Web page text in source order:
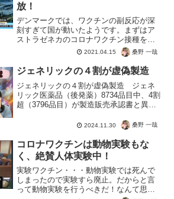
放！
デンマークでは、ワクチンの副反応が深
刻すぎて国が動いたようです。まずはア
ストラゼネカのコロナワクチン接種を禁
止。ただほかの会社のはワクチンは、メ
リットが上回ると接種は継続させるよう
です。限界まで接種させる。ごまかせな
くなったら禁止にするので...
2021.04.15 桑野 一哉
ジェネリックの４割が虚偽製造
ジェネリックの４割が虚偽製造 ジェネ
リック医薬品（後発薬）8734品目中、4割
超（3796品目）が製造販売承認書と異な
ルールもモラルも関係ない。製薬会社の
ドス黒いビジネスマインドがわかります
ね。 詐欺行為...
2024.11.30 桑野 一哉
コロナワクチンは動物実験もな
く、絶賛人体実験中！
実験ワクチン・・・動物実験では死んで
しまったので実験すら廃止。だからと言
って動物実験を行うべきだ！なんて思い